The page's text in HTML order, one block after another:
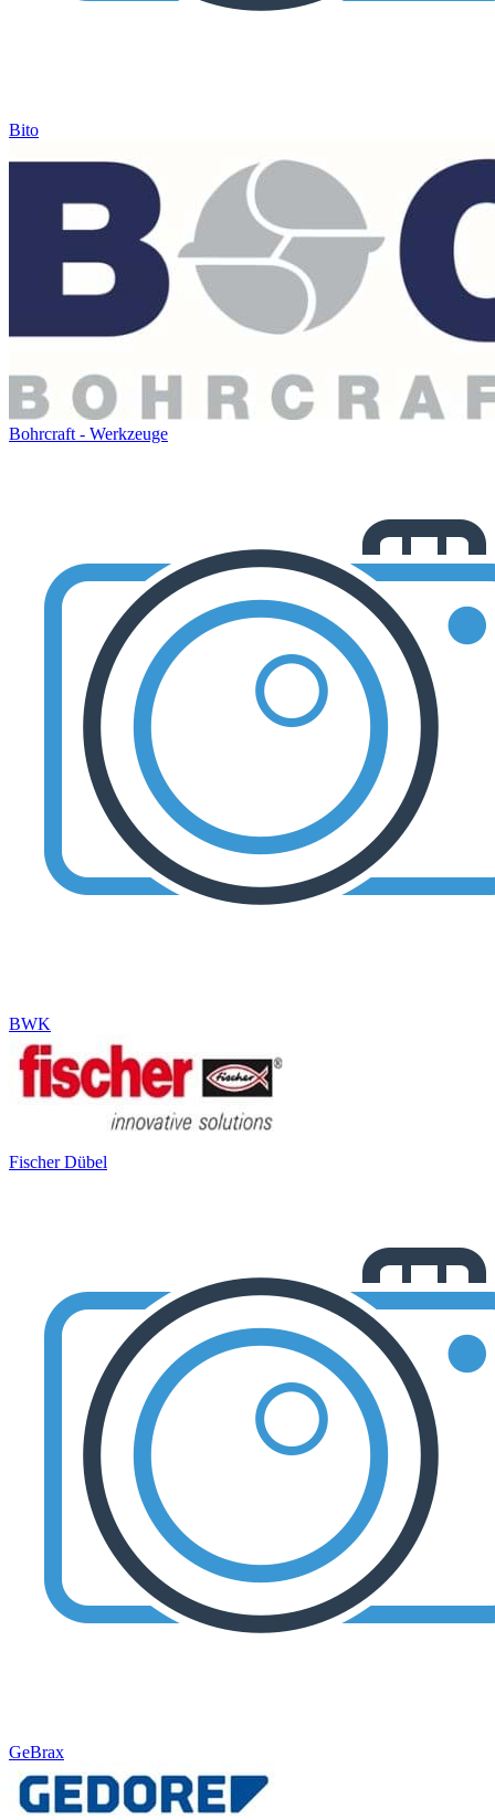
Bito
Bohrcraft - Werkzeuge
BWK
Fischer Dübel
GeBrax